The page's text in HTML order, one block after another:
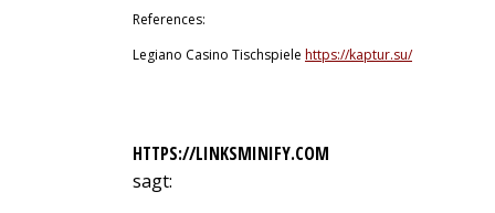
References:
Legiano Casino Tischspiele https://kaptur.su/
HTTPS://LINKSMINIFY.COM
sagt: